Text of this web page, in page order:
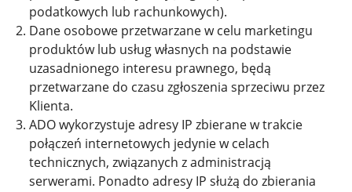
podatkowych lub rachunkowych).
Dane osobowe przetwarzane w celu marketingu
produktów lub usług własnych na podstawie
uzasadnionego interesu prawnego, będą
przetwarzane do czasu zgłoszenia sprzeciwu przez
Klienta.
ADO wykorzystuje adresy IP zbierane w trakcie
połączeń internetowych jedynie w celach
technicznych, związanych z administracją
serwerami. Ponadto adresy IP służą do zbierania